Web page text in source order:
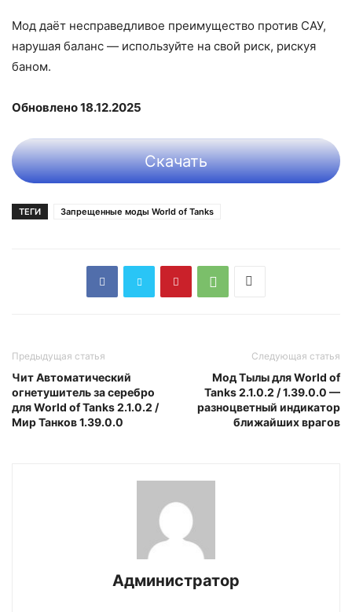
Мод даёт несправедливое преимущество против САУ,
нарушая баланс — используйте на свой риск, рискуя
баном.​
Обновлено 18.12.2025
Скачать
ТЕГИ Запрещенные моды World of Tanks
Предыдущая статья
Чит Автоматический
огнетушитель за серебро
для World of Tanks 2.1.0.2 /
Мир Танков 1.39.0.0
Следующая статья
Мод Тылы для World of
Tanks 2.1.0.2 / 1.39.0.0 —
разноцветный индикатор
ближайших врагов
Администратор